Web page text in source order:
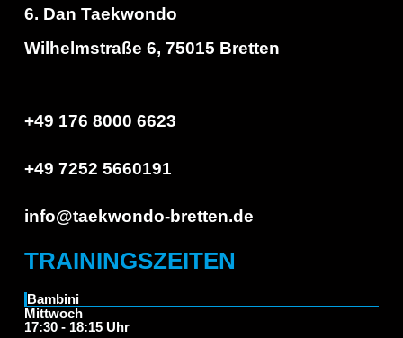
6. Dan Taekwondo
Wilhelmstraße 6, 75015 Bretten
+49 176 8000 6623
+49 7252 5660191
info@taekwondo-bretten.de
TRAININGSZEITEN
Bambini
Mittwoch
17:30 - 18:15 Uhr